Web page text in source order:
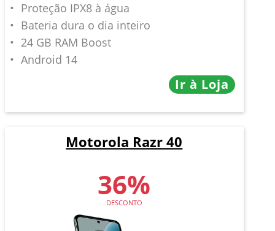
Proteção IPX8 à água
Bateria dura o dia inteiro
24 GB RAM Boost
Android 14
Ir à Loja
Motorola Razr 40
36%
DESCONTO